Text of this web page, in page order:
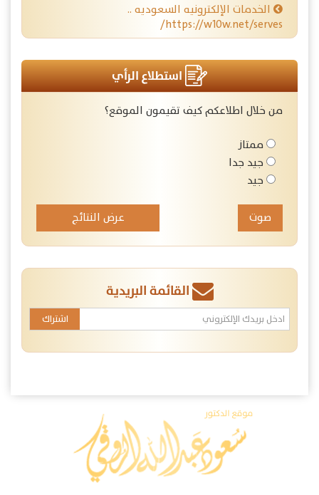
الخدمات الإلكترونيه السعوديه ..
https://w10w.net/serves/
استطلاع الرأي
من خلال اطلاعكم كيف تقيمون الموقع؟
ممتاز
جيد جدا
جيد
عرض النتائج
القائمة البريدية